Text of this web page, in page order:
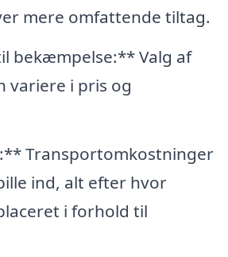
mere omfattende tiltag.
bekæmpelse:** Valg af
variere i pris og
Transportomkostninger
ind, alt efter hvor
i forhold til